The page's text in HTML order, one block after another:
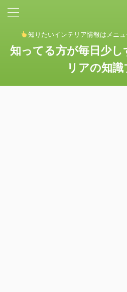
知りたいインテリア情報はメニ
知ってる方が毎日少
リアの知